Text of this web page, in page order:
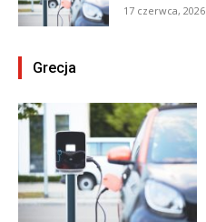
17 czerwca, 2026
Grecja